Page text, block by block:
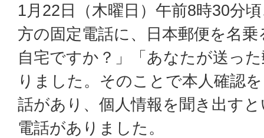
1月22日（木曜日）午前8時30分
方の固定電話に、日本郵便を名
自宅ですか？」「あなたが送っ
りました。そのことで本人確認
話があり、個人情報を聞き出す
電話がありました。